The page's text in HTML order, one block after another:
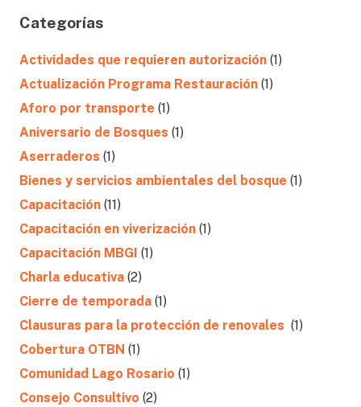
Categorías
Actividades que requieren autorización (1)
Actualización Programa Restauración (1)
Aforo por transporte (1)
Aniversario de Bosques (1)
Aserraderos (1)
Bienes y servicios ambientales del bosque (1)
Capacitación (11)
Capacitación en viverización (1)
Capacitación MBGI (1)
Charla educativa (2)
Cierre de temporada (1)
Clausuras para la protección de renovales (1)
Cobertura OTBN (1)
Comunidad Lago Rosario (1)
Consejo Consultivo (2)